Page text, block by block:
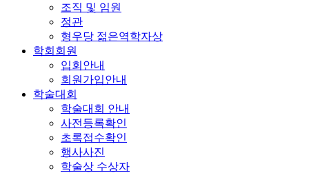
조직 및 임원
정관
형우당 젊은역학자상
학회회원
입회안내
회원가입안내
학술대회
학술대회 안내
사전등록확인
초록접수확인
행사사진
학술상 수상자